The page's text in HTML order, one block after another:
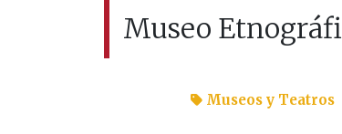
Museo
Museos y Teatros